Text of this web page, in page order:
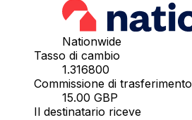
Nationwide
Tasso di cambio
1.316800
Commissione di trasferimento
15.00 GBP
Il destinatario riceve